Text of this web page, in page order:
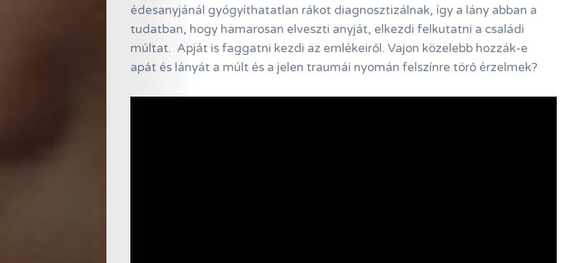
édesanyjánál gyógyíthatatlan rákot diagnosztizálnak, így a lány abban a
tudatban, hogy hamarosan elveszti anyját, elkezdi felkutatni a családi
múltat. Apját is faggatni kezdi az emlékeiről. Vajon közelebb hozzák-e
apát és lányát a múlt és a jelen traumái nyomán felszínre törő érzelmek?